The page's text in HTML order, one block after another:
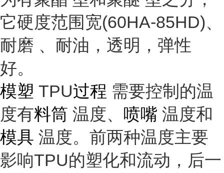
它硬度范围宽(60HA-85HD)、
耐磨 、耐油，透明， 弹性
好。
模塑 TPU过程 需要控制的温
度有料筒 温度、 喷嘴 温度和
模具 温度。前两种温度主要
影响TPU的塑化和流动，后一